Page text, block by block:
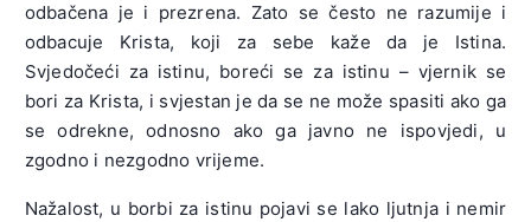
odbačena je i prezrena. Zato se često ne razumije i
odbacuje Krista, koji za sebe kaže da je Istina.
Svjedočeći za istinu, boreći se za istinu – vjernik se
bori za Krista, i svjestan je da se ne može spasiti ako ga
se odrekne, odnosno ako ga javno ne ispovjedi, u
zgodno i nezgodno vrijeme.
Nažalost, u borbi za istinu pojavi se lako ljutnja i nemir